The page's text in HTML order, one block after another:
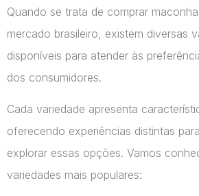
Quando se trata de comprar
mercado brasileiro, existem diversas
disponíveis para atender às
dos consumidores.
Cada variedade apresenta
oferecendo experiências distintas
explorar essas opções. Vamos
variedades mais populares: